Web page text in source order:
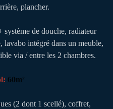
plancher.
système de douche, radiateur
lavabo intégré dans un meuble,
via / entre les 2 chambres.
60m²
(2 dont 1 scellé), coffret,